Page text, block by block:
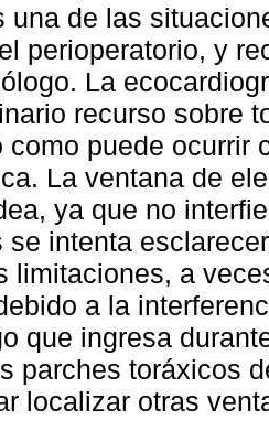
una de las
perioperatorio, y
La
recurso sobre
como puede ocurrir
La ventana de
ya que no
se intenta
limitaciones, a
a la
que ingresa
parches toráxicos
localizar otras